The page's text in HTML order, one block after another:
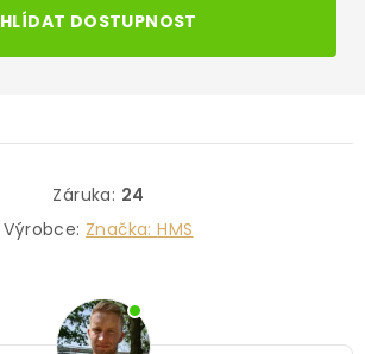
HLÍDAT DOSTUPNOST
Záruka: 24
Výrobce: Značka:HMS